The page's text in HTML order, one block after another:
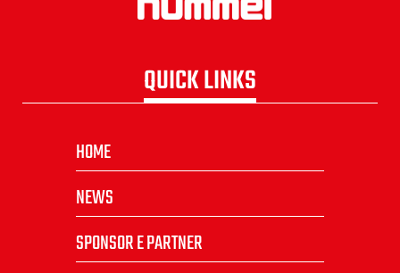
QUICK LINKS
HOME
NEWS
SPONSOR E PARTNER